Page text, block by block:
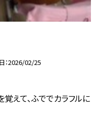
2026/02/25
えて、ふででカラフルに